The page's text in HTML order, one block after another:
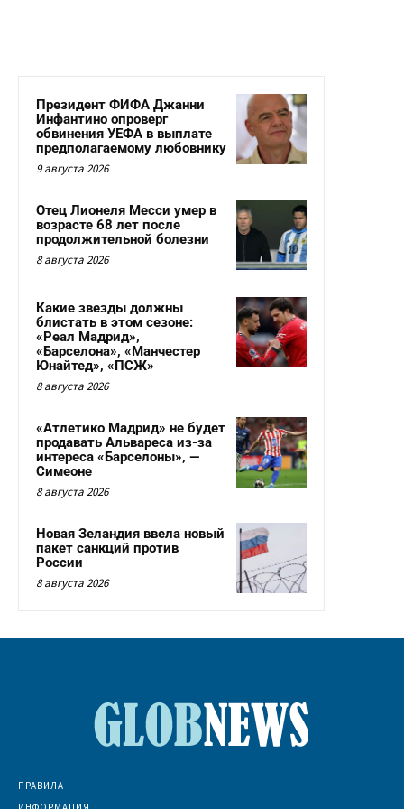
Президент ФИФА Джанни
Инфантино опроверг
обвинения УЕФА в выплате
предполагаемому любовнику
9 августа 2026
Отец Лионеля Месси умер в
возрасте 68 лет после
продолжительной болезни
8 августа 2026
Какие звезды должны
блистать в этом сезоне:
«Реал Мадрид»,
«Барселона», «Манчестер
Юнайтед», «ПСЖ»
8 августа 2026
«Атлетико Мадрид» не будет
продавать Альвареса из-за
интереса «Барселоны», —
Симеоне
8 августа 2026
Новая Зеландия ввела новый
пакет санкций против
России
8 августа 2026
ПРАВИЛА